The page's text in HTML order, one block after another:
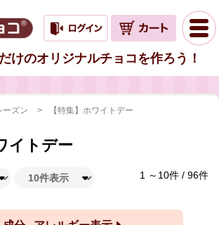
けのオリジナルチョコを作ろう！
ーズン 【特集】ホワイトデー
イトデー
1 ～10件 / 96件